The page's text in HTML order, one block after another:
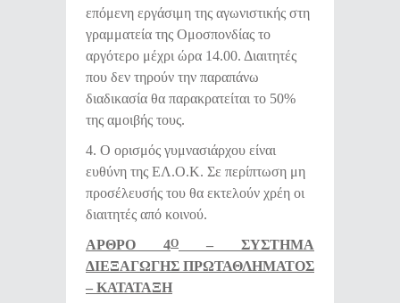
επόμενη εργάσιμη της αγωνιστικής στη
γραμματεία της Ομοσπονδίας το
αργότερο μέχρι ώρα 14.00. Διαιτητές
που δεν τηρούν την παραπάνω
διαδικασία θα παρακρατείται το 50%
της αμοιβής τους.
4. Ο ορισμός γυμνασιάρχου είναι
ευθύνη της ΕΛ.Ο.Κ. Σε περίπτωση μη
προσέλευσής του θα εκτελούν χρέη οι
διαιτητές από κοινού.
ΑΡΘΡΟ 4Ο
– ΣΥΣΤΗΜΑ
ΔΙΕΞΑΓΩΓΗΣ ΠΡΩΤΑΘΛΗΜΑΤΟΣ
– ΚΑΤΑΤΑΞΗ